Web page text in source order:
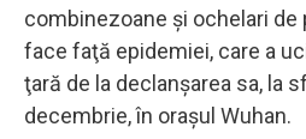
combinezoane şi ochelari de
face faţă epidemiei, care a
ţară de la declanşarea sa, la
decembrie, în oraşul Wuhan.